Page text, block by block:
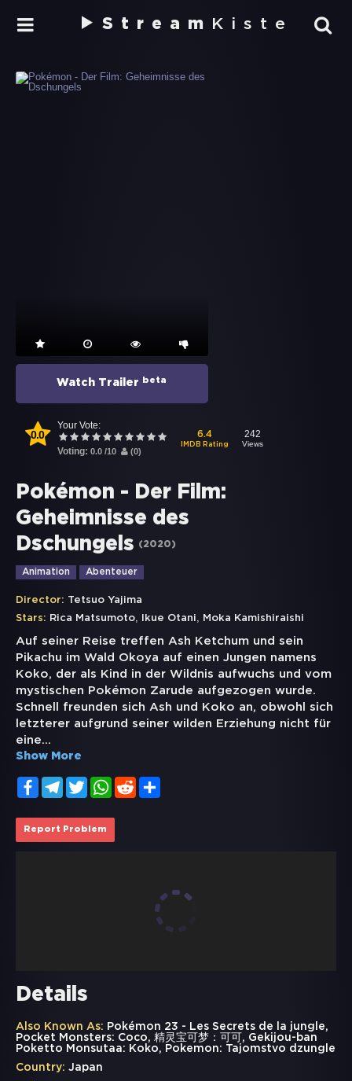
Stream Kiste
Watch Trailer beta
0.0
Your Vote:
Voting: 0.0 /10 (0)
6.4
IMDB Rating
242
Views
Pokémon - Der Film:
Geheimnisse des
Dschungels
(2020)
Animation Abenteuer
Director: Tetsuo Yajima
Stars: Rica Matsumoto, Ikue Otani, Moka Kamishiraishi
Auf seiner Reise treffen Ash Ketchum und sein
Pikachu im Wald Okoya auf einen Jungen namens
Koko, der als Kind in der Wildnis aufwuchs und vom
mystischen Pokémon Zarude aufgezogen wurde.
Schnell freunden sich Ash und Koko an, obwohl sich
letzterer aufgrund seiner wilden Erziehung nicht für
eine...
Show More
FacebookTelegramTwitterWhatsApp
Reddit
Report Problem
Details
Also Known As: Pokémon 23 - Les Secrets de la jungle,
Pocket Monsters: Coco, 精灵宝可梦：可可, Gekijou-ban
Poketto Monsutaa: Koko, Pokemon: Tajomstvo dzungle
Country: Japan